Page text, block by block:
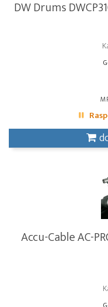
DW Drums
Accu-Cable AC-